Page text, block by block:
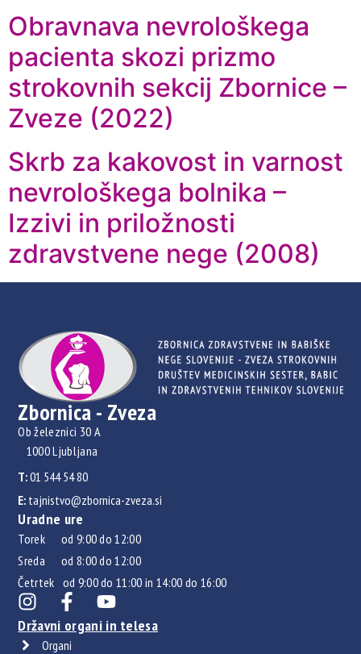
Obravnava nevrološkega
pacienta skozi prizmo
strokovnih sekcij Zbornice –
Zveze (2022)
Skrb za kakovost in varnost
nevrološkega bolnika –
Izzivi in priložnosti
zdravstvene nege (2008)
Zbornica - Zveza
Ob železnici 30 A
1000 Ljubljana
T:01 544 54 80
E: tajnistvo@zbornica-zveza.si
Uradne ure
Torek od 9:00 do 12:00
Sreda od 8:00 do 12:00
Četrtek od 9:00 do 11:00 in 14:00 do 16:00
Državni organi in telesa
Organi